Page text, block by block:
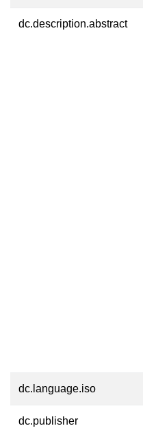
dc.description.abstract
dc.language.iso
dc.publisher